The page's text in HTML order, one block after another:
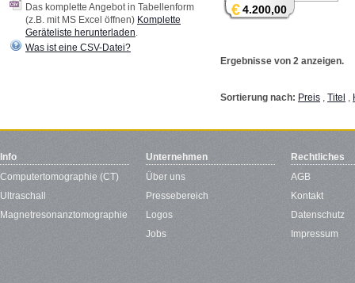
€4.200,00
Ergebnisse von 2 anzeigen.
Sortierung nach: Preis , Titel ,
Das komplette Angebot in Tabellenform
(z.B. mit MS Excel öffnen) Komplette
Geräteliste herunterladen
Was ist eine CSV-Datei?
Info
Computertomographie (CT)
Ultraschall
Magnetresonanztomographie
Unternehmen
Über uns
Pressebereich
Logos
Jobs
Rechtliches
AGB
Kontakt
Datenschutz
Impressum